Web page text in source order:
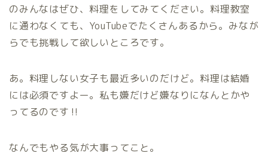
のみんなはぜひ、料理をしてみてください。料理教室
に通わなくても、YouTubeでたくさんあるから。みなが
らでも挑戦して欲しいところです。
あ。料理しない女子も最近多いのだけど。料理は結婚
には必須ですよー。私も嫌だけど嫌なりになんとかや
ってるのです‼︎
なんでもやる気が大事ってこと。